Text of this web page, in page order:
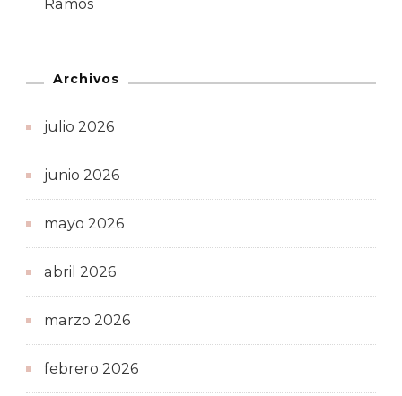
Ramos
Archivos
julio 2026
junio 2026
mayo 2026
abril 2026
marzo 2026
febrero 2026